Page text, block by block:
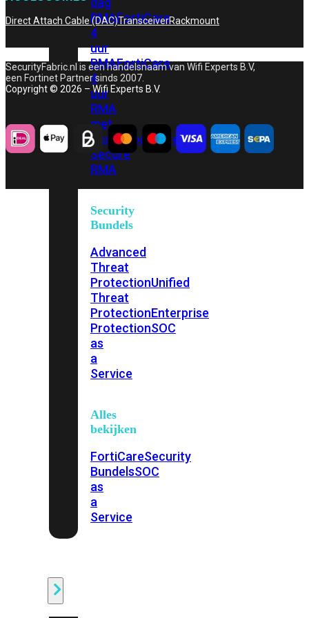
RMAFortiCare
4
uur
RMAFortiCare
4
uur
RMA
met
onsite FortiCare
Secure
RMA
Security
Bundels
Advanced
Threat
ProtectionUnified
Threat
ProtectionEnterprise
ProtectionSOC
as
a
Service
Alles
bekijken
FortiCareSecurity
BundelsSOC
as
a
Service
Direct Attach Cable (DAC)TransceiverRackmount
SecurityFabric.nl is een handelsnaam van Wifi Experts B.V,
een Fortinet Partner sinds 2007.
Copyright © 2026 – Wifi Experts B.V.